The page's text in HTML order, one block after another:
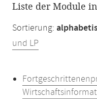
Liste der Module
Sortierung:
und LP